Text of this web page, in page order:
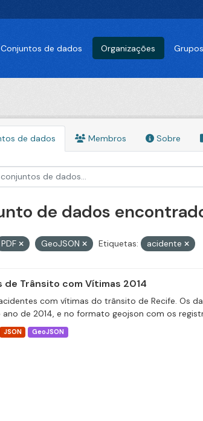
Conjuntos de dados Organizações Grupos
de dados Membros Sobre
de dados
PDF GeoJSON Etiquetas: acidente
Trânsito com Vítimas 2014
com vítimas do trânsito de Recife. Os
de 2014, e no formato geojson com os
JSON GeoJSON